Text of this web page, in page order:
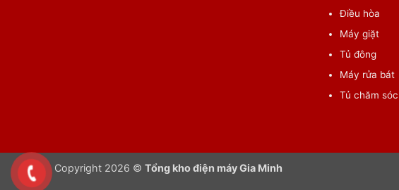
Điều hòa
Máy giặt
Tủ đông
Máy rửa bát
Tủ chăm
Copyright 2026 © Tổng kho điện máy Gia Minh